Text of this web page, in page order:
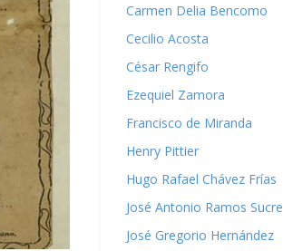
Carmen Delia Bencomo
Cecilio Acosta
César Rengifo
Ezequiel Zamora
Francisco de Miranda
Henry Pittier
Hugo Rafael Chávez Frías
José Antonio Ramos Sucre
José Gregorio Hernández